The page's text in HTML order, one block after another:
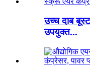
उच्च दाब
उपयुक्त...